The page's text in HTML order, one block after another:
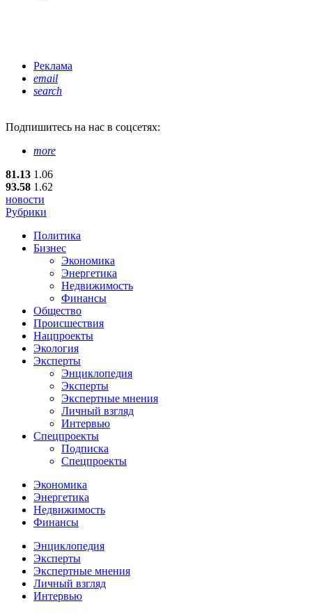
Реклама
email
search
Подпишитесь на нас в соцсетях:
more
81.13 1.06
93.58 1.62
новости
Рубрики
Политика
Бизнес
Экономика
Энергетика
Недвижимость
Финансы
Общество
Происшествия
Нацпроекты
Экология
Эксперты
Энциклопедия
Эксперты
Экспертные мнения
Личный взгляд
Интервью
Спецпроекты
Подписка
Спецпроекты
Экономика
Энергетика
Недвижимость
Финансы
Энциклопедия
Эксперты
Экспертные мнения
Личный взгляд
Интервью